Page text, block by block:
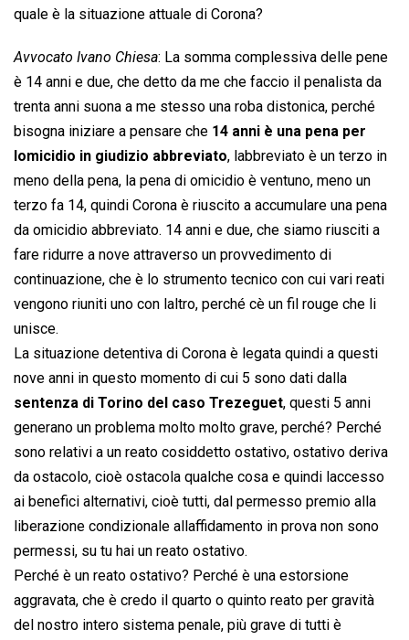
quale è la situazione attuale di Corona?
Avvocato Ivano Chiesa: La somma complessiva delle pene
è 14 anni e due, che detto da me che faccio il penalista da
trenta anni suona a me stesso una roba distonica, perché
bisogna iniziare a pensare che 14 anni è una pena per
lomicidio in giudizio abbreviato, labbreviato è un terzo in
meno della pena, la pena di omicidio è ventuno, meno un
terzo fa 14, quindi Corona è riuscito a accumulare una pena
da omicidio abbreviato. 14 anni e due, che siamo riusciti a
fare ridurre a nove attraverso un provvedimento di
continuazione, che è lo strumento tecnico con cui vari reati
vengono riuniti uno con laltro, perché cè un fil rouge che li
unisce.
La situazione detentiva di Corona è legata quindi a questi
nove anni in questo momento di cui 5 sono dati dalla
sentenza di Torino del caso Trezeguet, questi 5 anni
generano un problema molto molto grave, perché? Perché
sono relativi a un reato cosiddetto ostativo, ostativo deriva
da ostacolo, cioè ostacola qualche cosa e quindi laccesso
ai benefici alternativi, cioè tutti, dal permesso premio alla
liberazione condizionale allaffidamento in prova non sono
permessi, su tu hai un reato ostativo.
Perché è un reato ostativo? Perché è una estorsione
aggravata, che è credo il quarto o quinto reato per gravità
del nostro intero sistema penale, più grave di tutti è